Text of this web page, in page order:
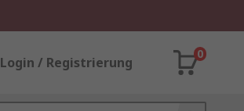
Login / Registrierung
0